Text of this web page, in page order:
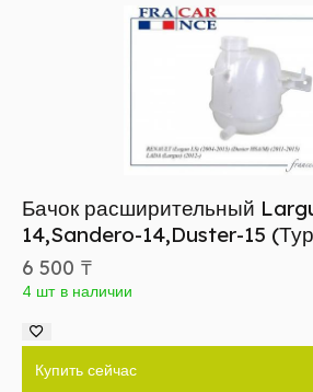
Бачок расширительный
14,Sandero-14,Duster-15
6 500 ₸
4 шт в наличии
Купить сейчас